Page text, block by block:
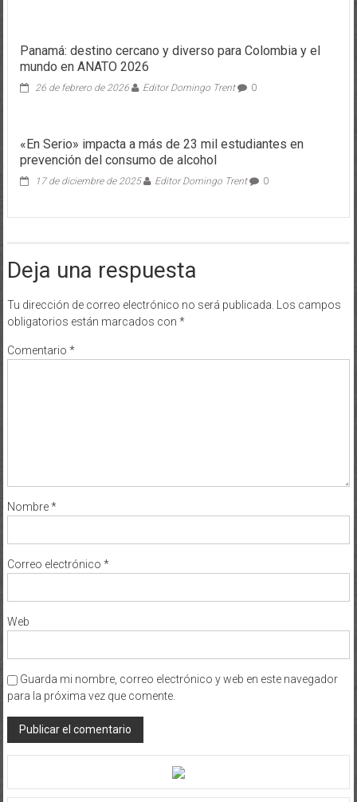
Panamá: destino cercano y diverso para Colombia y el
mundo en ANATO 2026
26 de febrero de 2026 Editor Domingo Trent 0
«En Serio» impacta a más de 23 mil estudiantes en
prevención del consumo de alcohol
17 de diciembre de 2025 Editor Domingo Trent 0
Deja una respuesta
Tu dirección de correo electrónico no será publicada.
Los campos
obligatorios están marcados con *
Comentario *
Nombre*
Correo electrónico *
Web
Guarda mi nombre, correo electrónico y web en este navegador
para la próxima vez que comente.